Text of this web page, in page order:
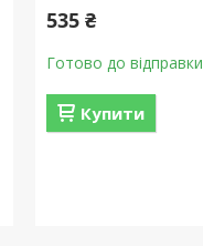
535 ₴
Готово до відправки
Купити